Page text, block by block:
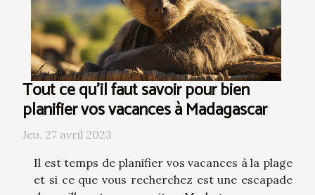
Tout ce qu'il faut savoir pour bien
planifier vos vacances à Madagascar
Jeu. 27 avril 2023
Il est temps de planifier vos vacances à la plage
et si ce que vous recherchez est une escapade